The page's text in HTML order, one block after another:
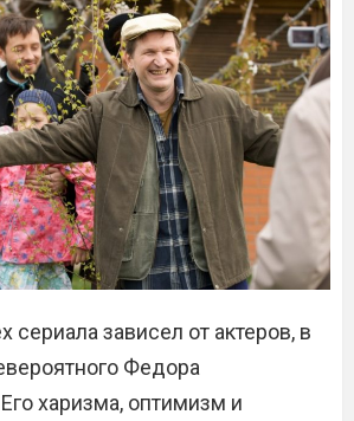
сериала зависел от актеров, в
Федора
харизма, оптимизм и